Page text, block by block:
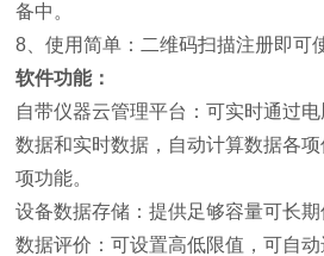
备中。
8、使用简单：二维码扫描注册即可
软件功能：
自带仪器云管理平台：可实时通过
数据和实时数据，自动计算数据各
项功能。
设备数据存储：提供足够容量可长期
数据评价：可设置高低限值，可自